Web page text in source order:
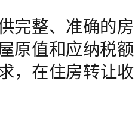
完整、准确的
原值和应纳税
，在住房转让